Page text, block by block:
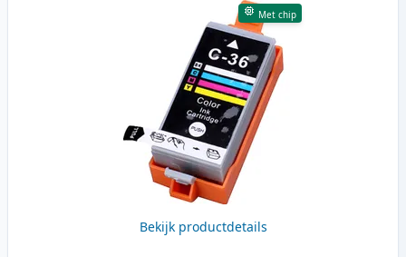
Met chip
Bekijk productdetails